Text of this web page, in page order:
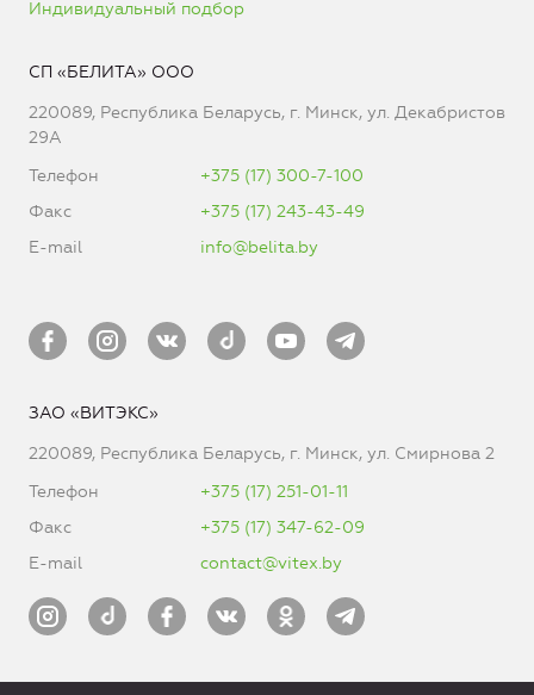
Индивидуальный подбор
СП «БЕЛИТА» ООО
220089, Республика Беларусь, г. Минск, ул. Декабристов
29А
Телефон
+375 (17) 300-7-100
Факс
+375 (17) 243-43-49
E-mail
info@belita.by
ЗАО «ВИТЭКС»
220089, Республика Беларусь, г. Минск, ул. Смирнова 2
Телефон
+375 (17) 251-01-11
Факс
+375 (17) 347-62-09
E-mail
contact@vitex.by